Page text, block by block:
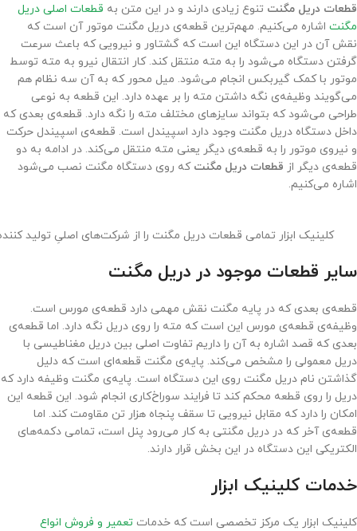
قطعات دریل مگنت تنوع زیادی دارند و در این متن به قطعات اصلی دریل
مگنت اشاره می‌کنیم. مهم‌ترین قطعه‌ی دریل مگنت موتور آن است که
نقش آن در این دستگاه این است که گشتاور و نیرویی که باعث سرعت
گرفتن دستگاه می‌شود را به مته منتقل کند. کار انتقال نیرو به مته توسط
موتور با کمک گیربکس انجام می‌شود. میل محور که به آن سه نظام هم
می‌گویند وظیفه‌ی نگه داشتن مته را بر عهده دارد. این قطعه به نوعی
طراحی می‌شود که بتواند سایزهای مختلف مته را نگه دارد. قطعه‌ی بعدی که
داخل دستگاه دریل مگنت وجود دارد اسپیندل است. قطعه‌ی اسپیندل حرکت
و نیروی موتور را به قطعه‌ی دیگر یعنی مته منتقل می‌کند. در ادامه به دو
قطعه‌ی دیگر از قطعات دریل مگنت که روی دستگاه مگنت نصب می‌شود
اشاره می‌کنیم.
کلینیک ابزار تمامی قطعات دریل مگنت را از شرکت‌های اصلیِ تولید
سایر قطعات موجود در دریل مگنت
قطعه‌ی بعدی که در پایه مگنت نقش مهمی دارد قطعه‌ی مورس است.
وظیفه‌ی قطعه‌ی مورس این است که مته را روی دریل نگه دارد. اما قطعه‌ی
بعدی که قصد اشاره به آن را داریم تفاوت اصلی بین دریل مغناطیسی با
دریل معمولی را مشخص می‌کند. پایه‌ی مگنت قطعه‌ای است که دلیل
گذاشتن نام دریل مگنت روی این دستگاه است. پایه‌ی مگنت وظیفه دارد که
دریل را روی قطعه محکم کند تا فرایند سوراخ‌کاری انجام شود. این قطعه این
امکان را دارد که مقابل نیرویی تا سقف پنجاه هزار تن مقاومت کند. اما
قطعه‌ی آخر که در دریل مگنتی به کار می‌رود پنل است، تمامی دکمه‌های
الکتریکی این دستگاه در این بخش قرار دارند.
خدمات کلینیک ابزار
کلینیک ابزار یک مرکز تخصصی است که خدمات تعمیر و فروش انواع